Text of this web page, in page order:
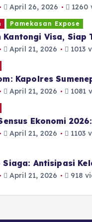
April 26, 2026 1260
Pamekasan Expose
Kantongi Visa, Siap
April 21, 2026 1013
Kapolres
April 21, 2026 1081
Ekonomi
April 21, 2026 1103
Siaga: Antisipasi
April 21, 2026 918